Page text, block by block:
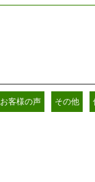
お客様の声 その他